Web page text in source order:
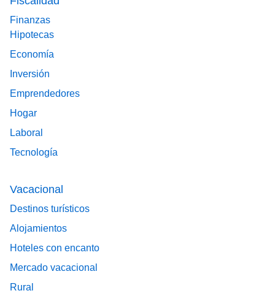
Finanzas
Hipotecas
Economía
Inversión
Emprendedores
Hogar
Laboral
Tecnología
Vacacional
Destinos turísticos
Alojamientos
Hoteles con encanto
Mercado vacacional
Rural